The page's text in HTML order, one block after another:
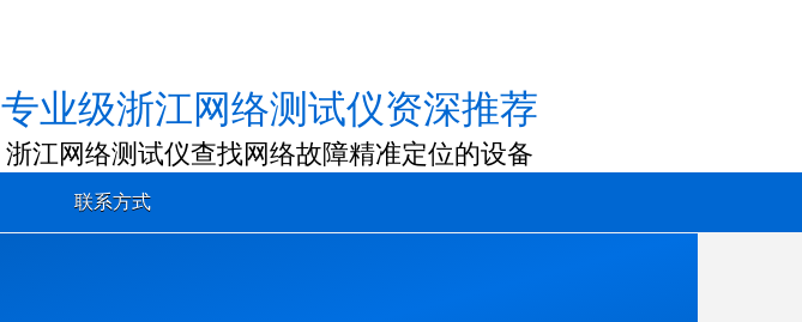
专业级浙江网络测试仪资深推荐
浙江网络测试仪查找网络故障精准定位的设备
联系方式